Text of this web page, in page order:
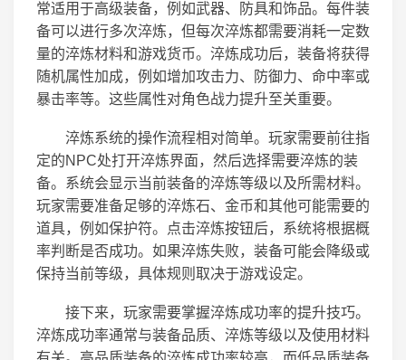
常适用于高级装备，例如武器、防具和饰品。每件装
备可以进行多次淬炼，但每次淬炼都需要消耗一定数
量的淬炼材料和游戏货币。淬炼成功后，装备将获得
随机属性加成，例如增加攻击力、防御力、命中率或
暴击率等。这些属性对角色战力提升至关重要。
淬炼系统的操作流程相对简单。玩家需要前往指
定的NPC处打开淬炼界面，然后选择需要淬炼的装
备。系统会显示当前装备的淬炼等级以及所需材料。
玩家需要准备足够的淬炼石、金币和其他可能需要的
道具，例如保护符。点击淬炼按钮后，系统将根据概
率判断是否成功。如果淬炼失败，装备可能会降级或
保持当前等级，具体规则取决于游戏设定。
接下来，玩家需要掌握淬炼成功率的提升技巧。
淬炼成功率通常与装备品质、淬炼等级以及使用材料